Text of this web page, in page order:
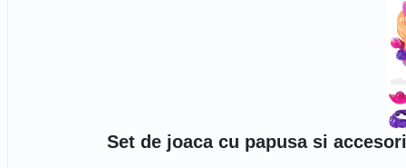
Set de joaca cu papusa si